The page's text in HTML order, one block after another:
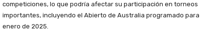
competiciones, lo que podría afectar su participación en torneos
importantes, incluyendo el Abierto de Australia programado para
enero de 2025.